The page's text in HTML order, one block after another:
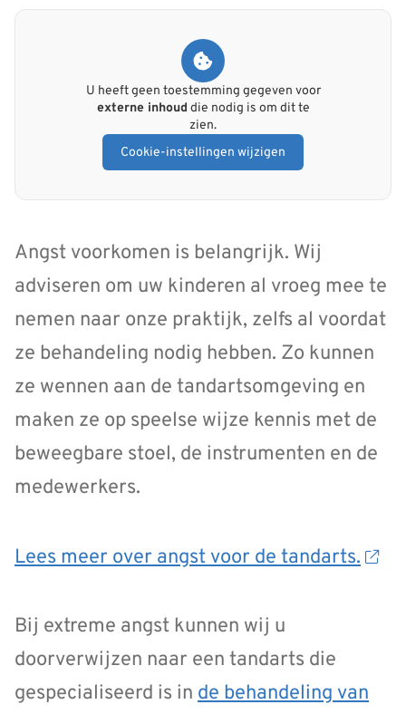
U heeft geen toestemming gegeven voor
externe inhoud die nodig is om dit te
zien.
Cookie-instellingen wijzigen
Angst voorkomen is belangrijk. Wij
adviseren om uw kinderen al vroeg mee te
nemen naar onze praktijk, zelfs al voordat
ze behandeling nodig hebben. Zo kunnen
ze wennen aan de tandartsomgeving en
maken ze op speelse wijze kennis met de
beweegbare stoel, de instrumenten en de
medewerkers.
Lees meer over angst voor de tandarts.
Bij extreme angst kunnen wij u
doorverwijzen naar een tandarts die
gespecialiseerd is in de behandeling van